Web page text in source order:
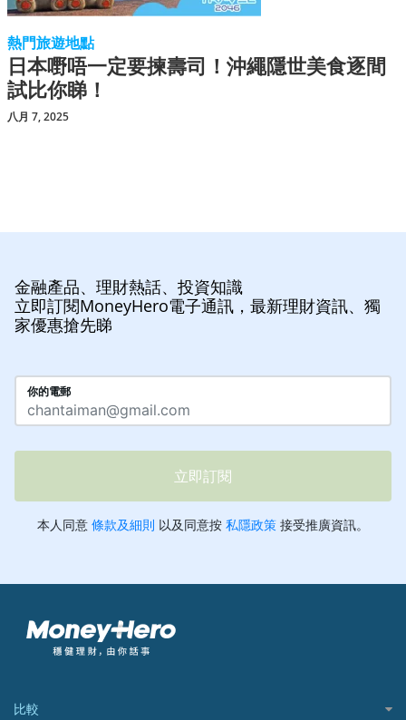
熱門旅遊地點
日本嘢唔一定要揀壽司！沖繩隱世美食逐間
試比你睇！
八月 7, 2025
金融產品、理財熱話、投資知識
立即訂閱MoneyHero電子通訊，最新理財資訊、獨
家優惠搶先睇
比較